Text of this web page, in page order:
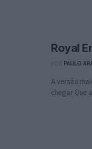
Royal
PAULO
A versão
chegar Que